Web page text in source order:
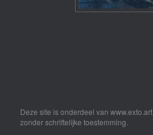
Deze site is onderdeel van www.exto.art
zonder schriftelijke toestemming.